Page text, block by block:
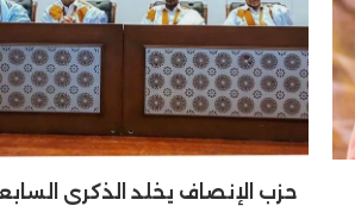
حزب الإنصاف يخلد الذكرى